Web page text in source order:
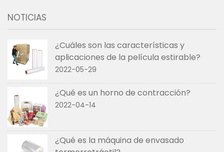
NOTICIAS
¿Cuáles son las características y
aplicaciones de la película estirable?
2022-05-29
¿Qué es un horno de contracción?
2022-04-14
¿Qué es la máquina de envasado